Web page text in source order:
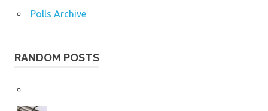
Polls Archive
RANDOM POSTS